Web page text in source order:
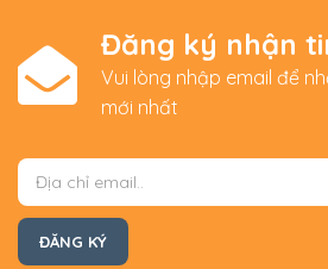
Đăng ký nhận
Vui lòng nhập email để
mới nhất